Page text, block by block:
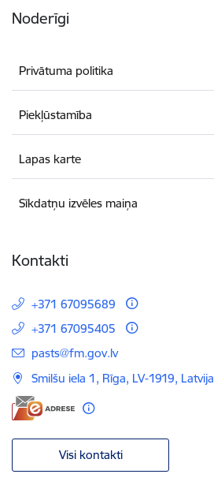
Noderīgi
Privātuma politika
Piekļūstamība
Lapas karte
Sīkdatņu izvēles maiņa
Kontakti
+371 67095689
+371 67095405
E-pasts:
pasts@fm.gov.lv
Smilšu iela 1, Rīga, LV-1919, Latvija
Visi kontakti